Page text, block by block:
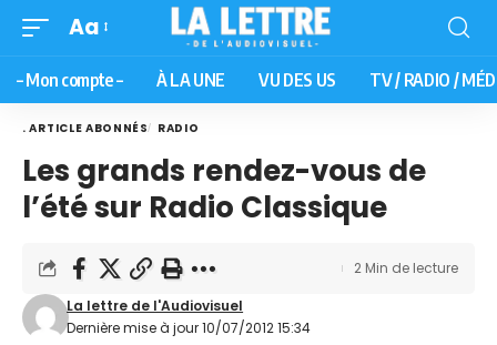
Aa
– Mon compte – À LA UNE VU DES US TV / RADIO /
. ARTICLE ABONNÉS RADIO
Les grands rendez-vous de
l’été sur Radio Classique
Dernière mise à jour 10/07/2012 15:34
La lettre de l'Audiovisuel
2 Min de lecture